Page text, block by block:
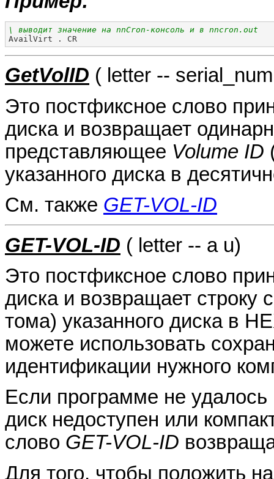
\ выводит значение на nnCron-консоль и в nncron.out
AvailVirt . CR
GetVolID ( letter --
Это постфиксное слово
диска и возвращает
представляющее Volume ID
указанного диска в
См. также GET-VOL-ID
GET-VOL-ID ( letter -- a u)
Это постфиксное слово
диска и возвращает строку
тома) указанного диска в
можете использовать
идентификации нужного
Если программе не
диск недоступен или
слово GET-VOL-ID
Для того, чтобы положить